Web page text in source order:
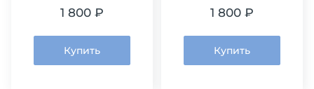
1 800 ₽
Купить
1 800 ₽
Купить